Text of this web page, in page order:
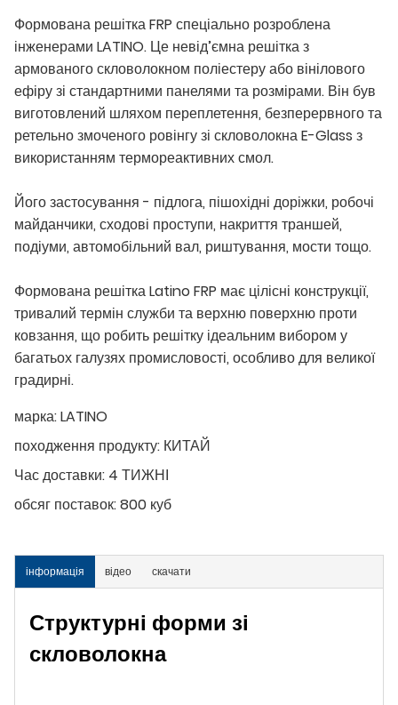
Формована решітка FRP спеціально розроблена
інженерами LATINO. Це невід’ємна решітка з
армованого скловолокном поліестеру або вінілового
ефіру зі стандартними панелями та розмірами. Він був
виготовлений шляхом переплетення, безперервного та
ретельно змоченого ровінгу зі скловолокна E-Glass з
використанням термореактивних смол.
Його застосування - підлога, пішохідні доріжки, робочі
майданчики, сходові проступи, накриття траншей,
подіуми, автомобільний вал, риштування, мости тощо.
Формована решітка Latino FRP має цілісні конструкції,
тривалий термін служби та верхню поверхню проти
ковзання, що робить решітку ідеальним вибором у
багатьох галузях промисловості, особливо для великої
градирні.
марка:LATINO
походження продукту: КИТАЙ
Час доставки: 4 ТИЖНІ
обсяг поставок:800 куб
інформація відео скачати
Структурні форми зі
скловолокна